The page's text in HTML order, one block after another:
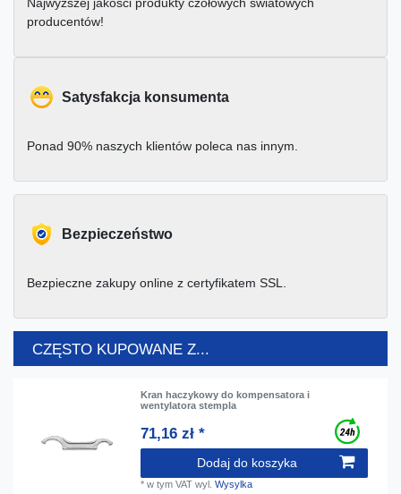
Najwyższej jakości produkty czołowych światowych
producentów!
Satysfakcja konsumenta
Ponad 90% naszych klientów poleca nas innym.
Bezpieczeństwo
Bezpieczne zakupy online z certyfikatem SSL.
CZĘSTO KUPOWANE Z...
Kran haczykowy do kompensatora i
wentylatora stempla
71,16 zł *
Dodaj do koszyka
*w tym VAT wyl.Wysylka